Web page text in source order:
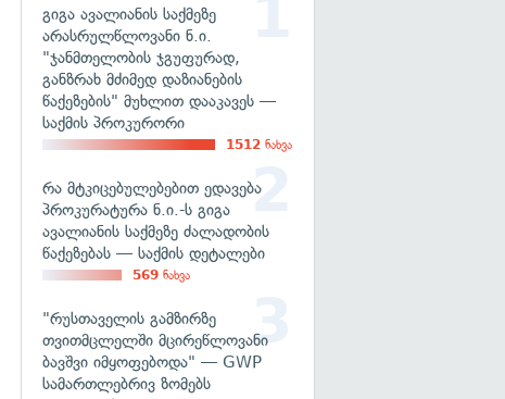
გიგა ავალიანის საქმეზე
არასრულწლოვანი ნ.ი.
"ჯანმთელობის ჯგუფურად,
განზრახ მძიმედ დაზიანების
წაქეზების" მუხლით დააკავეს —
საქმის პროკურორი
1512 ნახვა
რა მტკიცებულებებით ედავება
პროკურატურა ნ.ი.-ს გიგა
ავალიანის საქმეზე ძალადობის
წაქეზებას — საქმის დეტალები
569 ნახვა
"რუსთაველის გამზირზე
თვითმცლელში მცირეწლოვანი
ბავშვი იმყოფებოდა" — GWP
სამართლებრივ ზომებს